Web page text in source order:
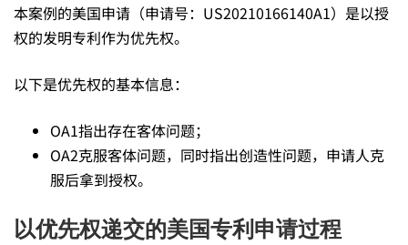
的
客
体
问
本案例的美国申请（申请号：US20210166140A1）是以授
权的发明专利作为优先权。
以下是优先权的基本信息：
OA1指出存在客体问题；
OA2克服客体问题，同时指出创造性问题，申请人克
服后拿到授权。
以优先权递交的美国专利申请过程